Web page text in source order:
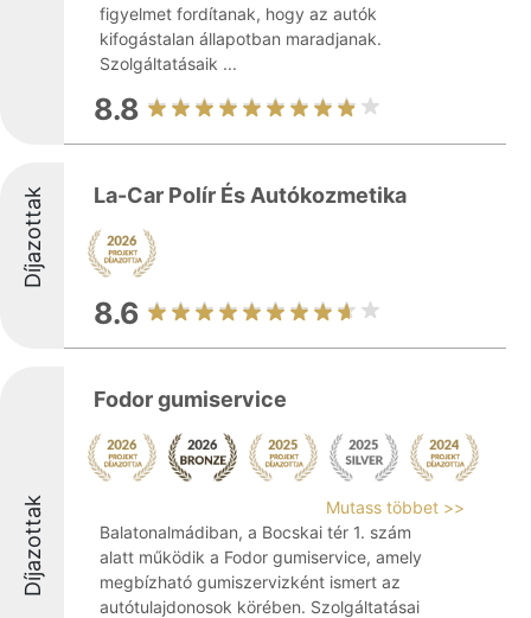
figyelmet fordítanak, hogy az autók
kifogástalan állapotban maradjanak.
Szolgáltatásaik ...
8.8
Díjazottak La-Car Polír És Autókozmetika
8.6
Díjazottak
Fodor gumiservice
Mutass többet >>
Balatonalmádiban, a Bocskai tér 1. szám
alatt működik a Fodor gumiservice, amely
megbízható gumiszervizként ismert az
autótulajdonosok körében. Szolgáltatásai